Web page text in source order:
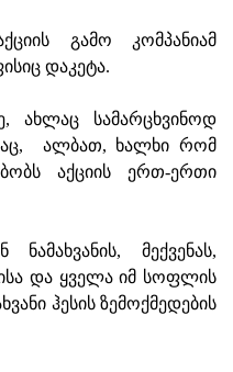
გამო კომპანიამ
დაკეტა.
ახლაც სამარცხვინოდ
ალბათ, ხალხი რომ
აქციის ერთ-ერთი
მექვენას,
და ყველა იმ სოფლის
ჰესის ზემოქმედების